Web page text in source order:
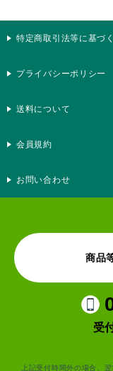
特定商取引法等に基づ
プライバシーポリシー
送料について
会員規約
お問い合わせ
商品
受
上記受付時間外の場合、